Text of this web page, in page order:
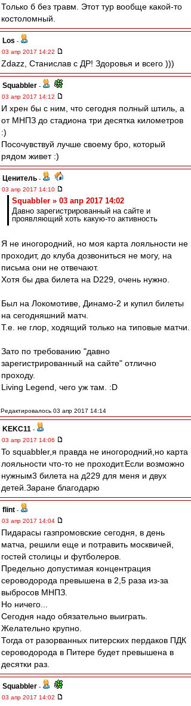
Только б без травм. Этот тур вообще какой-то
костоломный.
Los -
03 апр 2017 14:22
Zdazz, Станислав с ДР! Здоровья и всего )))
Squabbler -
03 апр 2017 14:12
И хрен бы с ним, что сегодня полный штиль, а
от МНПЗ до стадиона три десятка километров
:)
Посочувствуй лучше своему бро, который
рядом живет :)
Ценитель -
03 апр 2017 14:10
Squabbler » 03 апр 2017 14:02
Давно зарегистрированный на сайте и
проявляющий хоть какую-то активность
Я не иногородний, но моя карта лояльности не
проходит, до клуба дозвониться не могу, на
письма они не отвечают.
Хотя бы два билета на D229, очень нужно.
Был на Локомотиве, Динамо-2 и купил билеты
на сегодняшний матч.
Т.е. не глор, ходящий только на типовые матчи.
Зато по требованию "давно
зарегистрированный на сайте" отлично
проходу.
Living Legend, чего уж там. :D
Редактировалось 03 апр 2017 14:14
KEKC11 -
03 апр 2017 14:06
To squabbler,я правда не иногородний,но карта
лояльности что-то не проходит.Если возможно
нужным3 билета на д229 для меня и двух
детей.Заране благодарю
flint -
03 апр 2017 14:04
Пидарасы газпромовские сегодня, в день
матча, решили еще и потравить москвичей,
гостей столицы и футболеров.
Предельно допустимая концентрация
сероводорода превышена в 2,5 раза из-за
выбросов МНПЗ.
Но ничего...
Сегодня надо обязательно выиграть.
Желательно крупно.
Тогда от разорванных питерских пердаков ПДК
сероводорода в Питере будет превышена в
десятки раз.
Squabbler -
03 апр 2017 14:02